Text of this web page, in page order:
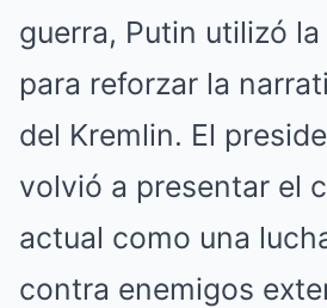
guerra, Putin utilizó
para reforzar la
del Kremlin. El
volvió a presentar el
actual como una
contra enemigos